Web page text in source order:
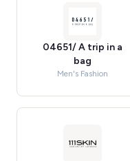
04651/ A trip in a
bag
Men's Fashion